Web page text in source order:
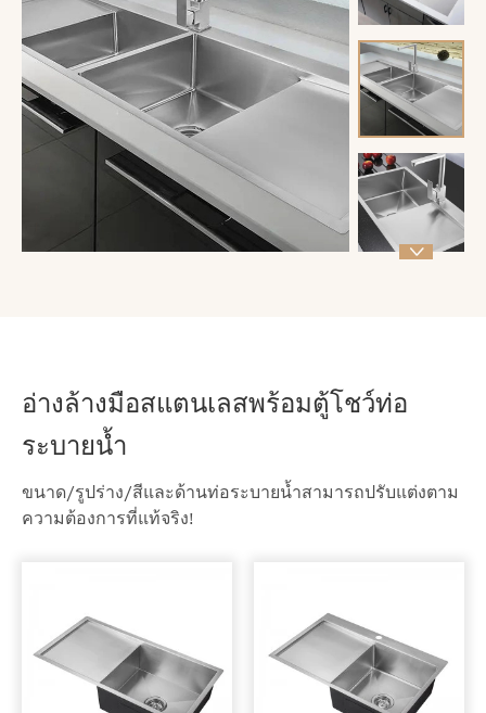

อ่างล้างมือสแตนเลสพร้อมตู้โชว์ท่อ
ระบายน้ำ
ขนาด/รูปร่าง/สีและด้านท่อระบายน้ำสามารถปรับแต่งตาม
ความต้องการที่แท้จริง!